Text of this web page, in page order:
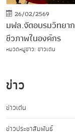
26/02/2569
มฟล.จัดอบรมวิทยา
ชีวภาพในองค์กร
หมวดหมู่ข่าว: ข่าวเด่น
ข่าว
ข่าวเด่น
ข่าวประชาสัมพันธ์